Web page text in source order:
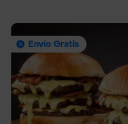
Envío Gratis